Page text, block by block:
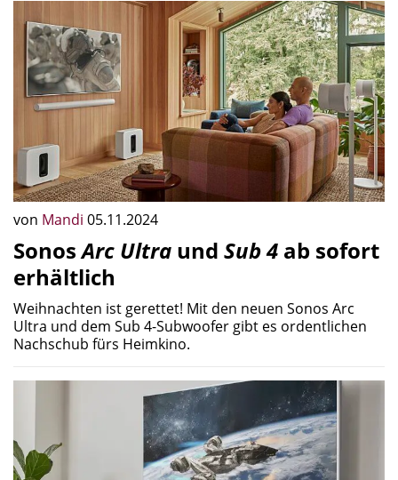
von Mandi 05.11.2024
SonosArc Ultra und Sub 4 ab sofort
erhältlich
Weihnachten ist gerettet! Mit den neuen Sonos Arc
Ultra und dem Sub 4-Subwoofer gibt es ordentlichen
Nachschub fürs Heimkino.